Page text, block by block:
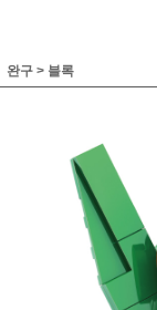
완구 > 블록